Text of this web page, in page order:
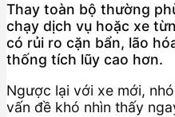
Thay toàn bộ thường
chạy dịch vụ hoặc xe
có rủi ro cặn bẩn, lão
thống tích lũy cao hơn.
Ngược lại với xe mới,
vấn đề khó nhìn thấy